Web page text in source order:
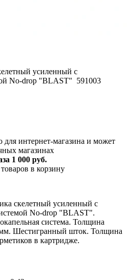
усиленный с
No-drop "BLAST" 591003
для интернет-магазина и может
магазинах
1 000 руб.
в корзину
скелетный усиленный с
No-drop "BLAST".
система. Толщина
мм. Шестигранный шток. Толщина
в картридже.